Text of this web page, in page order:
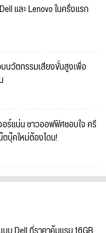
และ Lenovo ในครึ่งแรก
นวัตกรรมเสียงขั้นสูงเพื่อ
อร์แน่น ชาวออฟฟิศชอบใจ ครี
ตบุ๊คใหม่ต้องโดน!